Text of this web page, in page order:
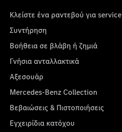
Κλείστε ένα ραντεβού για service
Συντήρηση
Βοήθεια σε βλάβη ή ζημιά
Γνήσια ανταλλακτικά
Αξεσουάρ
Mercedes-Benz Collection
Βεβαιώσεις & Πιστοποιήσεις
Εγχειρίδια κατόχου